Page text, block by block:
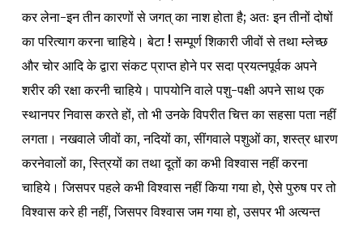
कर लेना-इन तीन कारणों से जगत्‌ का नाश होता है; अतः इन तीनों दोषों
का परित्याग करना चाहिये। बेटा ! सम्पूर्ण शिकारी जीवों से तथा म्लेच्छ
और चोर आदि के द्वारा संकट प्राप्त होने पर सदा प्रयत्नपूर्वक अपने
शरीर की रक्षा करनी चाहिये। पापयोनि वाले पशु-पक्षी अपने साथ एक
स्थानपर निवास करते हों, तो भी उनके विपरीत चित्त का सहसा पता नहीं
लगता। नखवाले जीवों का, नदियों का, सींगवाले पशुओं का, शस्त्र धारण
करनेवालों का, स्त्रियों का तथा दूतों का कभी विश्वास नहीं करना
चाहिये। जिसपर पहले कभी विश्वास नहीं किया गया हो, ऐसे पुरुष पर तो
विश्वास करे ही नहीं, जिसपर विश्वास जम गया हो, उसपर भी अत्यन्त